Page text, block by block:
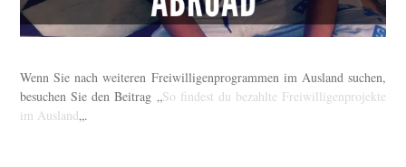
Wenn Sie nach weiteren Freiwilligenprogrammen im Ausland suchen,
besuchen Sie den Beitrag „So findest du bezahlte Freiwilligenprojekte
im Ausland„.